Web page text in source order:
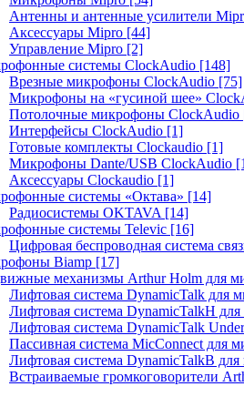
Антенны и антенные усилители
Аксессуары Mipro [44]
Управление Mipro [2]
системы ClockAudio [148]
Врезные микрофоны ClockAudio [75]
Микрофоны на «гусиной шее»
Потолочные микрофоны ClockAudio
Интерфейсы ClockAudio [1]
Готовые комплекты Clockaudio [1]
Микрофоны Dante/USB ClockAudio
Аксессуары Clockaudio [1]
системы «Октава» [14]
Радиосистемы OKTAVA [14]
системы Televic [16]
Цифровая беспроводная система
Biamp [17]
механизмы Arthur Holm для
Лифтовая система DynamicTalk для
Лифтовая система DynamicTalkH
Лифтовая система DynamicTalk
Пассивная система MicConnect для
Лифтовая система DynamicTalkB
Встраиваемые громкоговорители